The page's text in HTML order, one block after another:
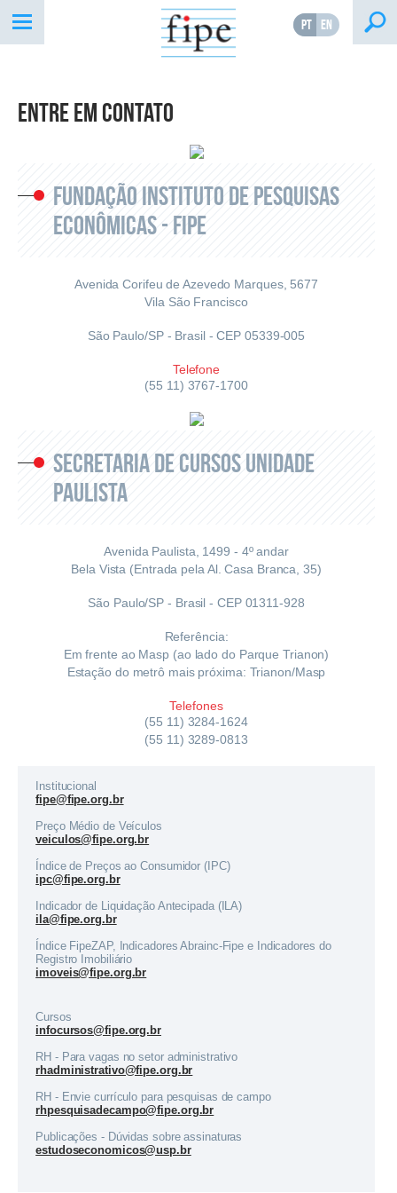
PT EN
Entre Em Contato
Fundação Instituto de Pesquisas
Econômicas - Fipe
Avenida Corifeu de Azevedo Marques, 5677
Vila São Francisco
São Paulo/SP - Brasil - CEP 05339-005
Telefone
(55 11) 3767-1700
SECRETARIA DE CURSOSUNIDADE
PAULISTA
Avenida Paulista, 1499 - 4º andar
Bela Vista (Entrada pela Al. Casa Branca, 35)
São Paulo/SP - Brasil - CEP 01311-928
Referência:
Em frente ao Masp (ao lado do Parque Trianon)
Estação do metrô mais próxima: Trianon/Masp
Telefones
(55 11) 3284-1624
(55 11) 3289-0813
Institucional
fipe@fipe.org.br
Preço Médio de Veículos
veiculos@fipe.org.br
Índice de Preços ao Consumidor (IPC)
ipc@fipe.org.br
Indicador de Liquidação Antecipada (ILA)
ila@fipe.org.br
Índice FipeZAP, Indicadores Abrainc-Fipe e Indicadores do
Registro Imobiliário
imoveis@fipe.org.br
Cursos
infocursos@fipe.org.br
RH - Para vagas no setor administrativo
rhadministrativo@fipe.org.br
RH - Envie currículo para pesquisas de campo
rhpesquisadecampo@fipe.org.br
Publicações - Dúvidas sobre assinaturas
estudoseconomicos@usp.br